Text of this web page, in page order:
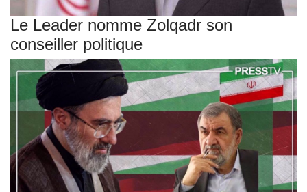
Le Leader nomme Zolqadr son
conseiller politique